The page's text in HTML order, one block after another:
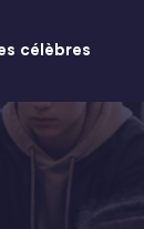
célèbres